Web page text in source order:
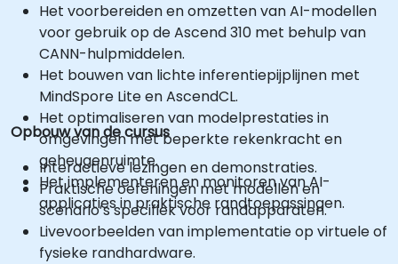
Het voorbereiden en omzetten van AI-modellen
voor gebruik op de Ascend 310 met behulp van
CANN-hulpmiddelen.
Het bouwen van lichte inferentiepijplijnen met
MindSpore Lite en AscendCL.
Het optimaliseren van modelprestaties in
omgevingen met beperkte rekenkracht en
geheugenruimte.
Het implementeren en monitoren van AI-
applicaties in praktische randtoepassingen.
Opbouw van de cursus
Interactieve lezingen en demonstraties.
Praktische oefeningen met modellen en
scenario’s specifiek voor randapparaten.
Livevoorbeelden van implementatie op virtuele of
fysieke randhardware.